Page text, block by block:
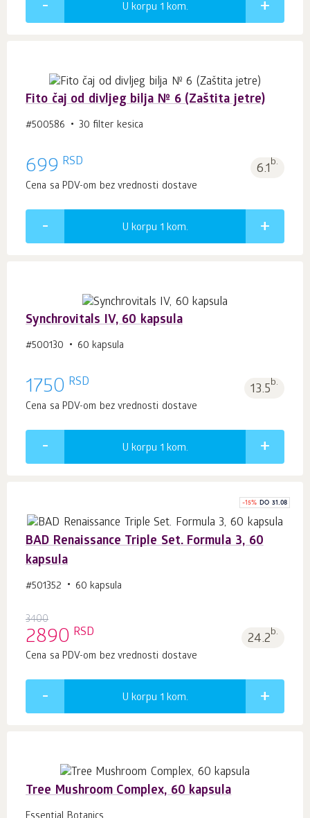
U korpu 1 kom.
Fito čaj od divljeg bilja № 6 (Zaštita jetre)
#500586 30 filter kesica
699 RSD 6.1b.
Cena sa PDV-om bez vrednosti dostave
U korpu 1 kom.
Synchrovitals IV, 60 kapsula
#500130 60 kapsula
1750 RSD 13.5b.
Cena sa PDV-om bez vrednosti dostave
U korpu 1 kom.
-15% DO 31.08
BAD Renaissance Triple Set. Formula 3, 60
kapsula
#501352 60 kapsula
3400
2890 RSD 24.2b.
Cena sa PDV-om bez vrednosti dostave
U korpu 1 kom.
Tree Mushroom Complex, 60 kapsula